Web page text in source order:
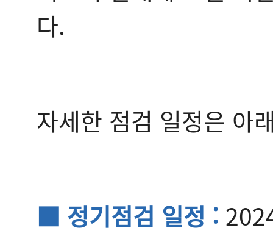
다.
자세한 점검 일정은 아
■ 정기점검 일정 :